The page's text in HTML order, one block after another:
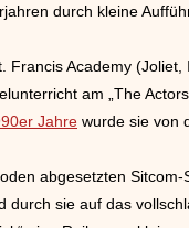
durch kleine
Academy (Joliet,
am „The
Jahre wurde sie von
abgesetzten Sitcom-
sie auf das